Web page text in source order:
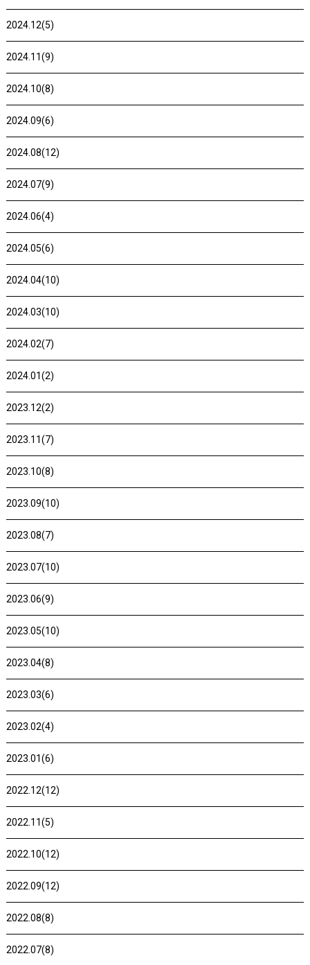
2024.12(5)
2024.11(9)
2024.10(8)
2024.09(6)
2024.08(12)
2024.07(9)
2024.06(4)
2024.05(6)
2024.04(10)
2024.03(10)
2024.02(7)
2024.01(2)
2023.12(2)
2023.11(7)
2023.10(8)
2023.09(10)
2023.08(7)
2023.07(10)
2023.06(9)
2023.05(10)
2023.04(8)
2023.03(6)
2023.02(4)
2023.01(6)
2022.12(12)
2022.11(5)
2022.10(12)
2022.09(12)
2022.08(8)
2022.07(8)